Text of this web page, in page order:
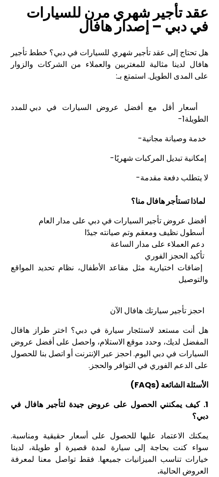
عقد تأجير شهري مرن للسيارات
في دبي – إصدار هافال
هل تحتاج إلى عقد تأجير شهري للسيارات في دبي؟ خطط تأجير
هافال لدينا مثالية للمغتربين والعملاء من الشركات والزوار
على المدى الطويل. استمتع بـ:
أسعار أقل مع أفضل عروض السيارات في دبي للمدد
الطويلة1-
خدمة وصيانة مجانية-
إمكانية تبديل المركبات شهريًا-
لا يتطلب دفعة مقدمة-
لماذا تستأجر هافال منا؟
أفضل عروض تأجير السيارات في دبي على مدار العام
أسطول نظيف ومعقم وتم صيانته جيدًا
دعم العملاء على مدار الساعة
تأكيد الحجز الفوري
إضافات اختيارية مثل مقاعد الأطفال، نظام تحديد المواقع
والتوصيل
احجز تأجير سيارتك هافال الآن
هل أنت مستعد لاستئجار سيارة في دبي؟ اختر طراز هافال
المفضل لديك، وحدد موقع الاستلام، واحصل على أفضل عروض
السيارات في دبي اليوم. احجز عبر الإنترنت أو اتصل بنا للحصول
على الدعم الفوري في التوافر والحجز.
الأسئلة الشائعة (FAQs)
1. كيف يمكنني الحصول على عروض جيدة لتأجير هافال في
دبي؟
يمكنك الاعتماد عليها للحصول على أسعار حقيقية ومناسبة.
سواء كنت بحاجة إلى سيارة لمدة قصيرة أو طويلة، لدينا
خيارات تناسب الميزانيات جميعها. فقط تواصل معنا لمعرفة
العروض الحالية.